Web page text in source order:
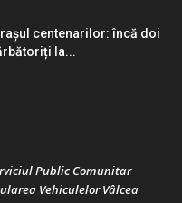
centenarilor: încă doi
la...
Public Comunitar
Vehiculelor Vâlcea